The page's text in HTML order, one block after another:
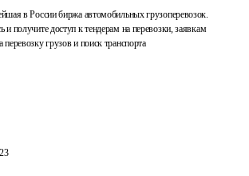
в России биржа автомобильных грузоперевозок.
и получите доступ к тендерам на перевозки, заявкам
перевозку грузов и поиск транспорта